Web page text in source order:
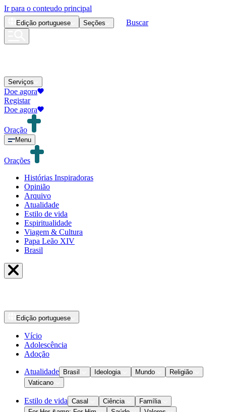
Ir para o conteudo principal
Edição portuguese Seções Buscar
Serviços
Doe agora
Registar
Doe agora
Oração
Menu
Orações
Histórias Inspiradoras
Opinião
Arquivo
Atualidade
Estilo de vida
Espiritualidade
Viagem & Cultura
Papa Leão XIV
Brasil
Edição portuguese
Vício
Adolescência
Adoção
Atualidade Brasil Ideologia Mundo
Religião
Vaticano
Estilo de vida Casal Ciência
Família